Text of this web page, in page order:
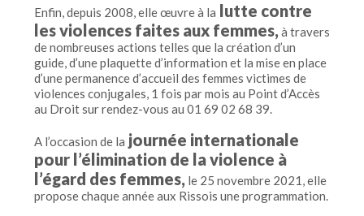
Enfin, depuis 2008, elle œuvre à la lutte contre
les violences faites aux femmes, à travers
de nombreuses actions telles que la création d’un
guide, d’une plaquette d’information et la mise en place
d’une permanence d’accueil des femmes victimes de
violences conjugales, 1 fois par mois au Point d’Accès
au Droit sur rendez-vous au 01 69 02 68 39.
A l’occasion de la journée internationale
pour l’élimination de la violence à
l’égard des femmes, le 25 novembre 2021, elle
propose chaque année aux Rissois une programmation.